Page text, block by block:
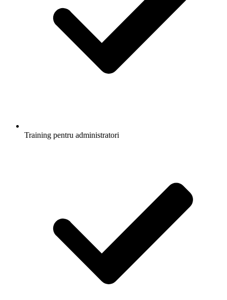
Training pentru administratori